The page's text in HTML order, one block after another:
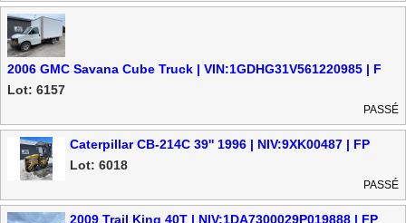
2006 GMC Savana Cube Truck | VIN:1GDHG31V561220985 | F
Lot: 6157
PASSÉ
Caterpillar CB-214C 39'' 1996 | NIV:9XK00487 | FP
Lot: 6018
PASSÉ
2009 Trail King 40T | NIV:1DA7300029P019888 | FP